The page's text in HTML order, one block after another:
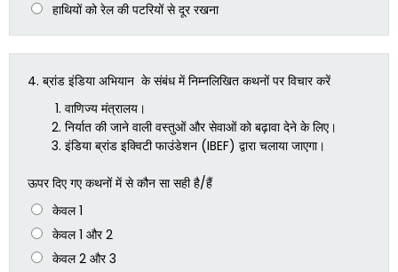
हाथियों को रेल की पटरियों से दूर रखना
4. ब्रांड इंडिया अभियान के संबंध में निम्नलिखित कथनों पर विचार करें
वाणिज्य मंत्रालय।
निर्यात की जाने वाली वस्तुओं और सेवाओं को बढ़ावा देने के लिए।
इंडिया ब्रांड इक्विटी फाउंडेशन (IBEF) द्वारा चलाया जाएगा।
ऊपर दिए गए कथनों में से कौन सा सही है/हैं
केवल 1
केवल 1 और 2
केवल 2 और 3